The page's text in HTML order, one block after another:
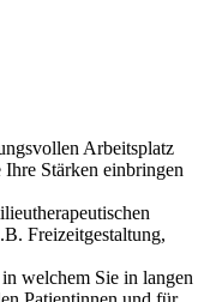
Arbeitsplatz
Stärken einbringen
Freizeitgestaltung,
welchem Sie in langen